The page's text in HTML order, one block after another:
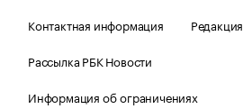
Контактная информация
Редакция
Рассылка РБК Новости
Информация об ограничениях